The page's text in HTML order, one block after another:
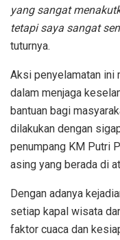
yang sangat
tetapi saya sangat
tuturnya.
Aksi penyelamatan ini
dalam menjaga
bantuan bagi
dilakukan dengan
penumpang KM Putri
asing yang berada di
Dengan adanya
setiap kapal wisata
faktor cuaca dan